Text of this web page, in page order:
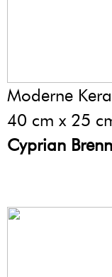
Moderne
40 cm x 25
Cyprian